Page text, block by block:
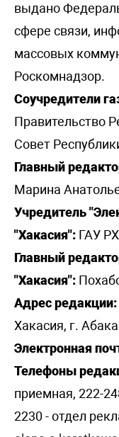
выдано
сфере связи,
массовых
Роскомнадзор.
Соучредители
Правительство
Совет
Главный
Марина
Учредитель
"Хакасия": ГАУ
Главный
"Хакасия":
Адрес редакции:
Хакасия, г.
Электронная
Телефоны
приемная, 222-
2230 - отдел